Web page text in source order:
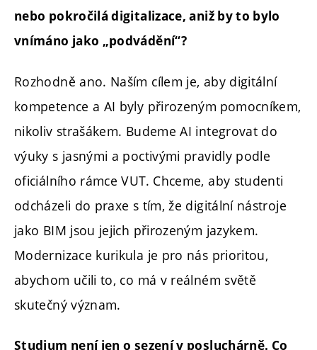
nebo pokročilá digitalizace, aniž by to bylo
vnímáno jako „podvádění“?
Rozhodně ano. Naším cílem je, aby digitální
kompetence a AI byly přirozeným pomocníkem,
nikoliv strašákem. Budeme AI integrovat do
výuky s jasnými a poctivými pravidly podle
oficiálního rámce VUT. Chceme, aby studenti
odcházeli do praxe s tím, že digitální nástroje
jako BIM jsou jejich přirozeným jazykem.
Modernizace kurikula je pro nás prioritou,
abychom učili to, co má v reálném světě
skutečný význam.
Studium není jen o sezení v posluchárně. Co